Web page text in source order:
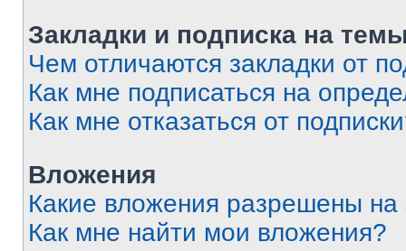
Закладки и подписка на
Чем отличаются закладки от
Как мне подписаться на
Как мне отказаться от
Вложения
Какие вложения разрешены
Как мне найти мои вложения?